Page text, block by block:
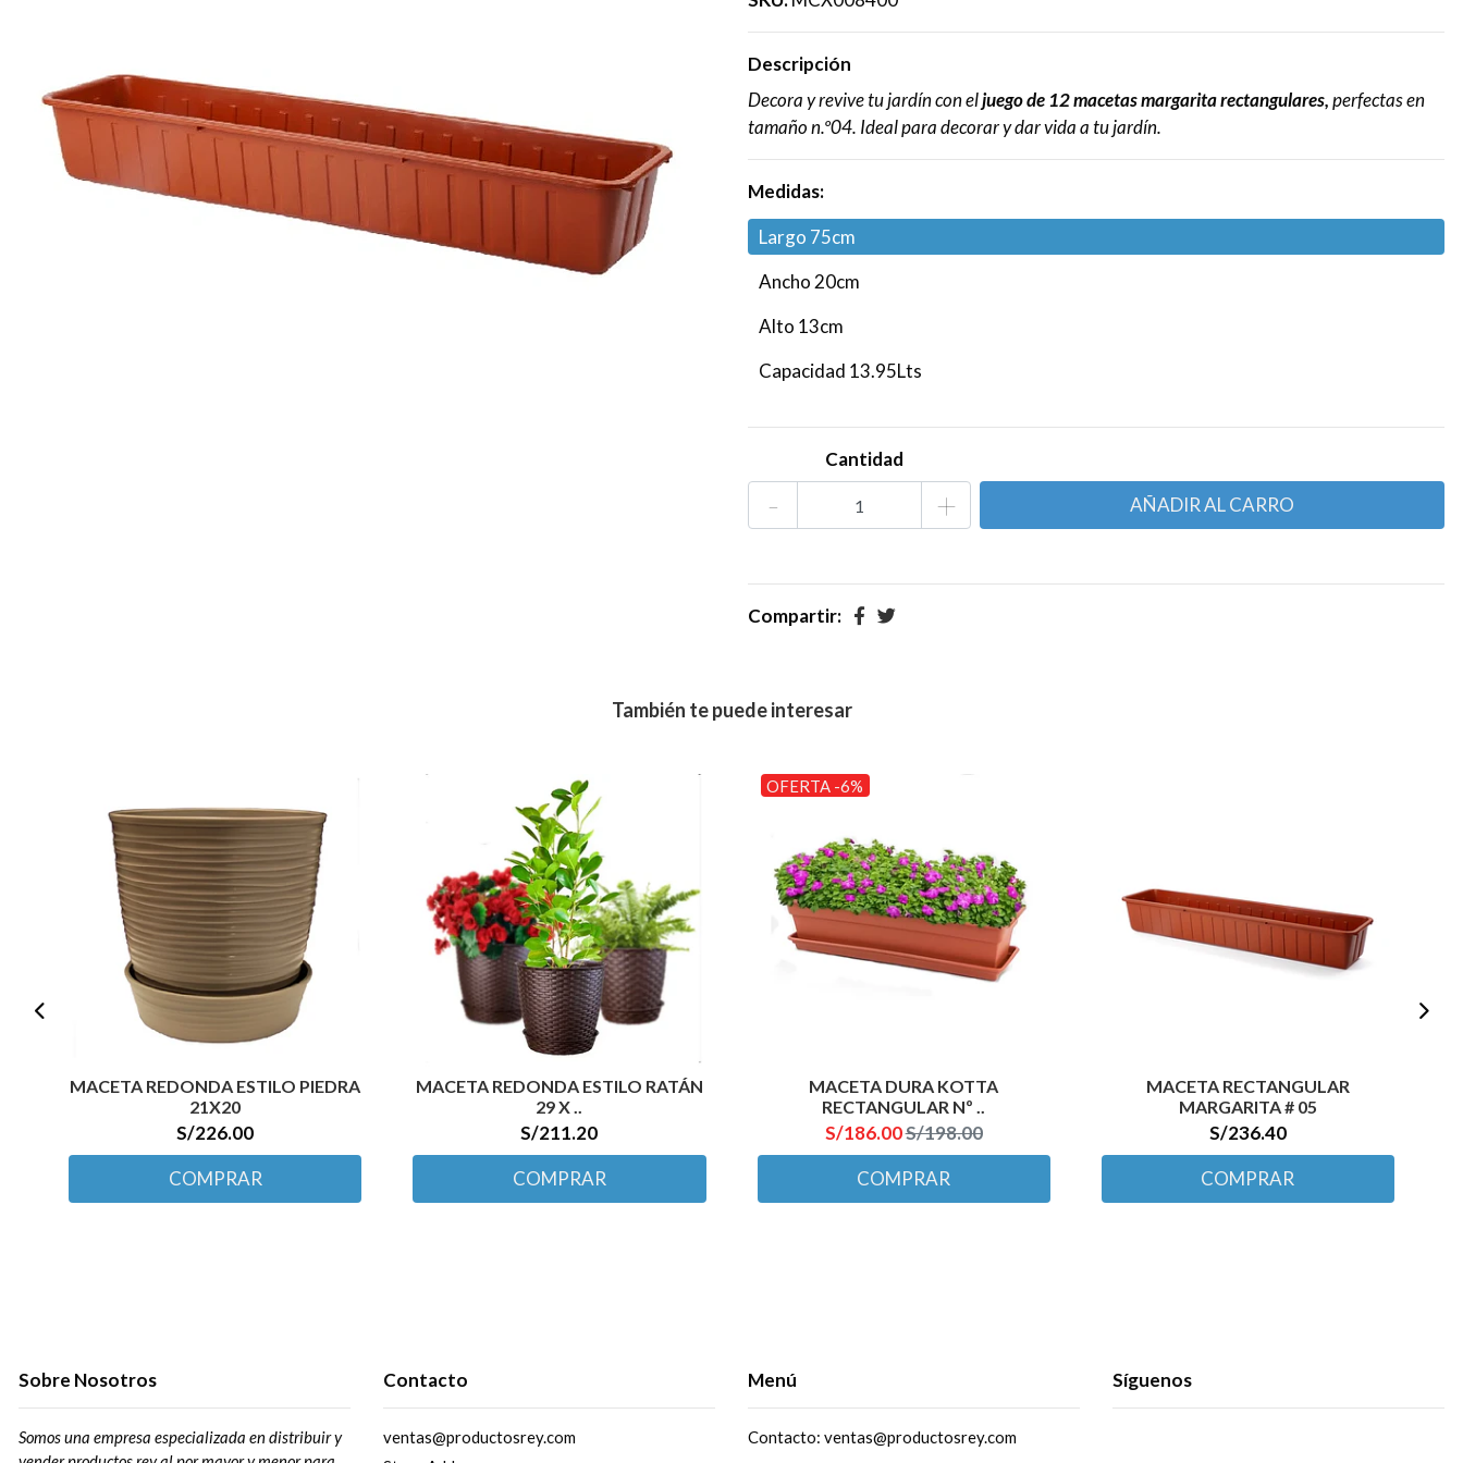
Descripción
Decora y revive tu jardín con eljuego de 12 macetas margarita rectangulares,perfectas en
tamaño n.º04. Ideal para decorar y dar vida a tu jardín.
Medidas:
Largo 75cm
Ancho 20cm
Alto 13cm
Capacidad 13.95Lts
Cantidad
- +
Compartir:
También te puede interesar
MACETA REDONDA ESTILO PIEDRA
21X20
S/226.00
COMPRAR
MACETA REDONDA ESTILO RATÁN
29 X ..
S/211.20
COMPRAR
OFERTA -6%
MACETA DURA KOTTA
RECTANGULAR Nº ..
S/186.00S/198.00
COMPRAR
MACETA RECTANGULAR
MARGARITA # 05
S/236.40
COMPRAR
Sobre Nosotros
Somos una empresa especializada en distribuir y
Contacto
ventas@productosrey.com
Menú
Contacto: ventas@productosrey.com
Síguenos